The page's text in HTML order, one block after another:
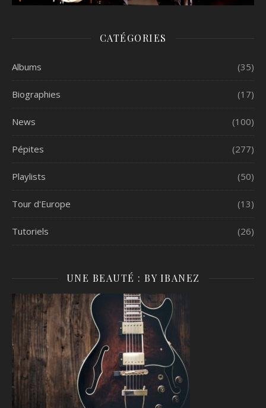
CATÉGORIES
Albums (35)
Biographies (17)
News (100)
Pépites (277)
Playlists (50)
Tour d'Europe (13)
Tutoriels (26)
UNE BEAUTÉ : BY IBANEZ